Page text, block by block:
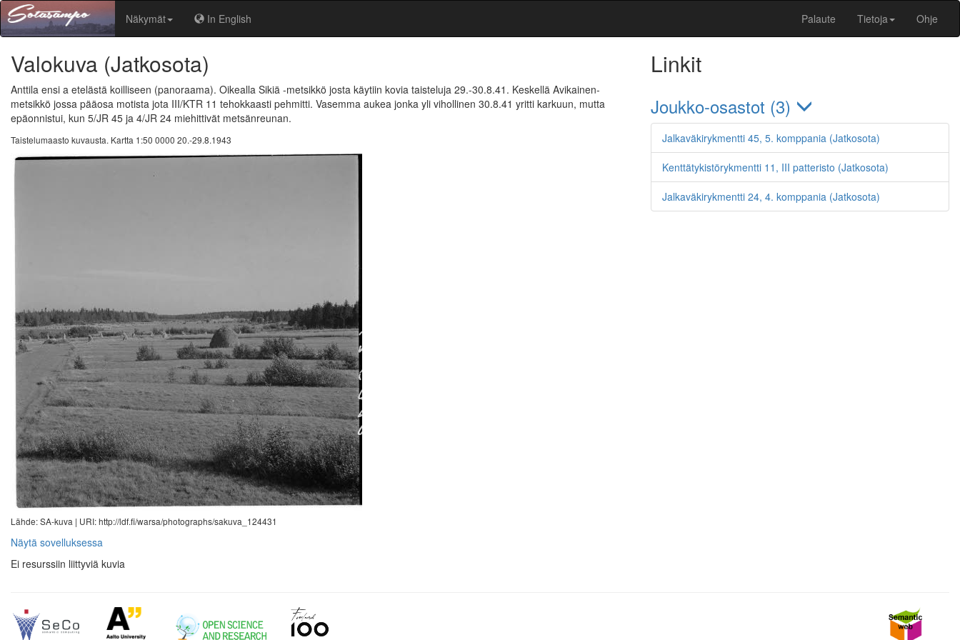
Näkymät In English Palaute Tietoja Ohje
Valokuva (Jatkosota)
Anttila ensi a etelästä koilliseen (panoraama). Oikealla Sikiä -metsikkö josta käytiin kovia taisteluja 29.-30.8.41. Keskellä Avikainen-
metsikkö jossa pääosa motista jota III/KTR 11 tehokkaasti pehmitti. Vasemma aukea jonka yli vihollinen 30.8.41 yritti karkuun, mutta
epäonnistui, kun 5/JR 45 ja 4/JR 24 miehittivät metsänreunan.
Taistelumaasto kuvausta. Kartta 1:50 0000 20.-29.8.1943
Lähde: SA-kuva | URI: http://ldf.fi/warsa/photographs/sakuva_124431
Näytä sovelluksessa
Ei resurssiin liittyviä kuvia
Linkit
Joukko-osastot (3)
Jalkaväkirykmentti 45, 5. komppania (Jatkosota)
Kenttätykistörykmentti 11, III patteristo (Jatkosota)
Jalkaväkirykmentti 24, 4. komppania (Jatkosota)